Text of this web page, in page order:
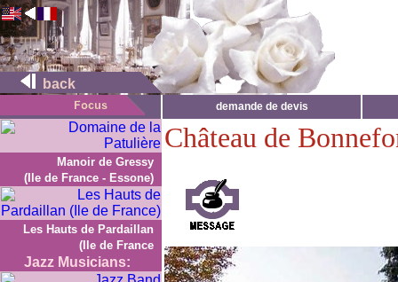
back
demande de devis
Manoir de Gressy
(Ile de France - Essone)
Les Hauts de Pardaillan
(Ile de France
Jazz Musicians:
Château de